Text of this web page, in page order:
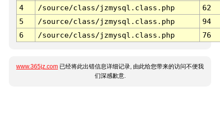
4
/source/class/jzmysql.class.php
62
5
/source/class/jzmysql.class.php
94
6
/source/class/jzmysql.class.php 76
www.365jz.com 已经将此出错信息详细记录, 由此给您带来的访问不便我
们深感歉意.